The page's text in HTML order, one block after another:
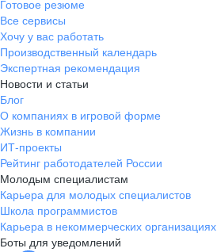
Готовое резюме
Все сервисы
Хочу у вас работать
Производственный календарь
Экспертная рекомендация
Новости и статьи
Блог
О компаниях в игровой форме
Жизнь в компании
ИТ-проекты
Рейтинг работодателей России
Молодым специалистам
Карьера для молодых специалистов
Школа программистов
Карьера в некоммерческих организациях
Боты для уведомлений